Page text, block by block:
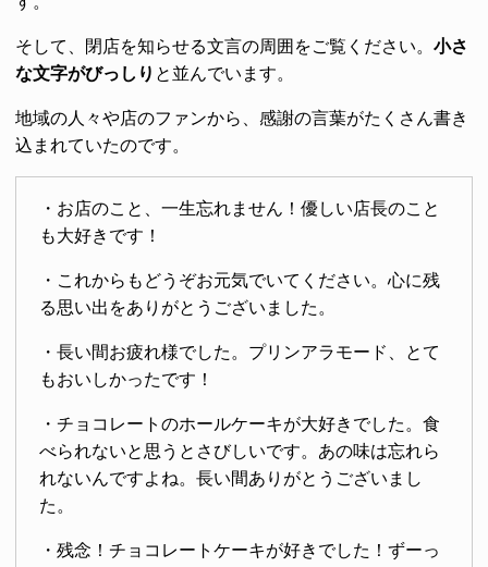
そして、閉店を知らせる文言の周囲をご覧ください。 小さ
な文字がびっしり と並んでいます。
地域の人々や店のファンから、感謝の言葉がたくさん書き
込まれていたのです。
・お店のこと、一生忘れません！優しい店長のこと
も大好きです！
・これからもどうぞお元気でいてください。心に残
る思い出をありがとうございました。
・長い間お疲れ様でした。プリンアラモード、とて
もおいしかったです！
・チョコレートのホールケーキが大好きでした。食
べられないと思うとさびしいです。あの味は忘れら
れないんですよね。長い間ありがとうございまし
た。
・残念！チョコレートケーキが好きでした！ずーっ